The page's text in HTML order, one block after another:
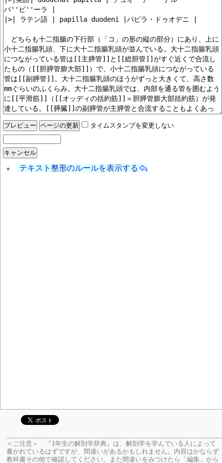
タイムスタンプを変更しない
テキスト整形のルールを表示する
＜ご注意＞ 『1年生の解剖学辞典』は、解剖学を学んでいる人によって
書かれているはずですが、間違いがあるかもしれません。内容はかならず
教科書その他で確認してください。
また間違いをみつけたら「編集」から